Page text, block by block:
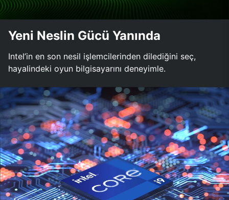
Yeni Neslin Gücü Yanında
Intel’in en son nesil işlemcilerinden dilediğini seç,
hayalindeki oyun bilgisayarını deneyimle.